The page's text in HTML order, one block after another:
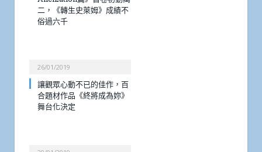
二，《轉生史萊姆》成績不
俗過六千
26/01/2019
讓觀眾心動不已的佳作，百
合題材作品《終將成為妳》
舞台化決定